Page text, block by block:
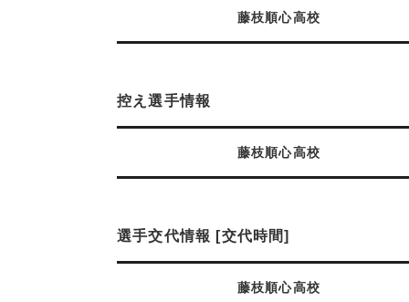
藤枝順心高校
控え選手情報
藤枝順心高校
選手交代情報 [交代時間]
藤枝順心高校